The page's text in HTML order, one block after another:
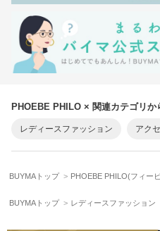
PHOEBE PHILO × 関連カテゴリか
レディースファッション アク
BUYMAトップ PHOEBE PHILO(フィー
BUYMAトップ レディースファッション